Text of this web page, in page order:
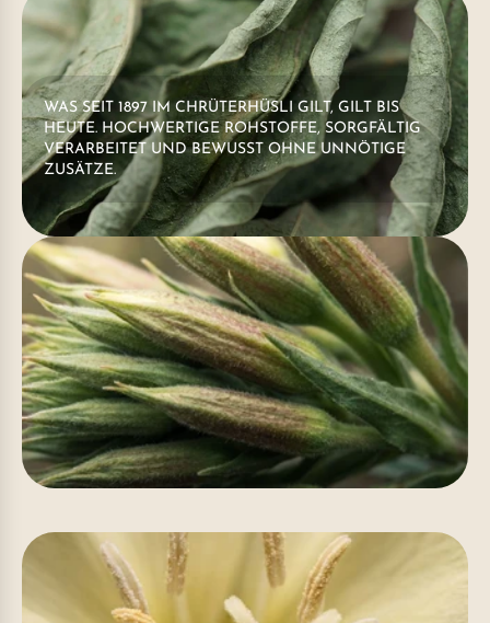
WAS SEIT 1897 IM CHRÜTERHÜSLI GILT, GILT BIS
HEUTE. HOCHWERTIGE ROHSTOFFE, SORGFÄLTIG
VERARBEITET UND BEWUSST OHNE UNNÖTIGE
ZUSÄTZE.